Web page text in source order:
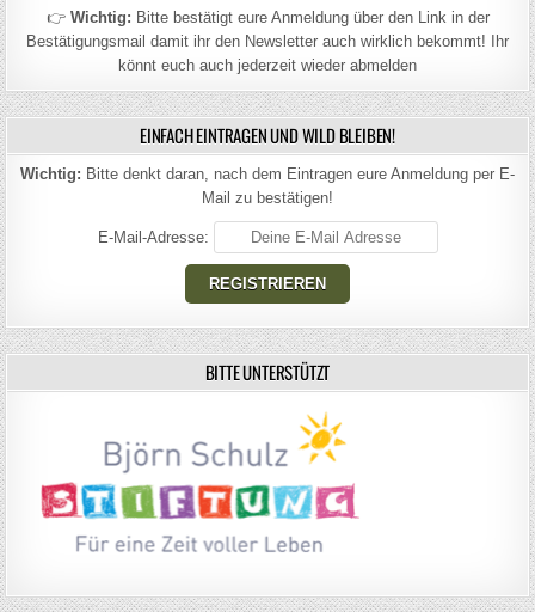
👉 Wichtig: Bitte bestätigt eure Anmeldung über den Link in der
Bestätigungsmail damit ihr den Newsletter auch wirklich bekommt! Ihr
könnt euch auch jederzeit wieder abmelden
EINFACH EINTRAGEN UND WILD BLEIBEN!
Wichtig: Bitte denkt daran, nach dem Eintragen eure Anmeldung per E-
Mail zu bestätigen!
E-Mail-Adresse:
BITTE UNTERSTÜTZT